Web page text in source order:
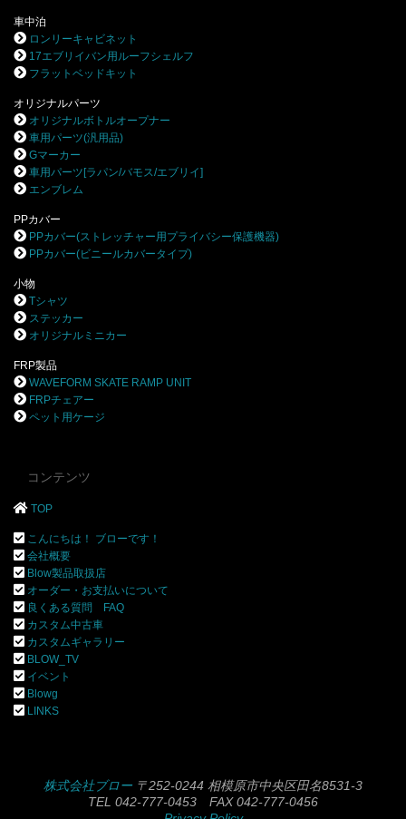
車中泊
ロンリーキャビネット
17エブリイバン用ルーフシェルフ
フラットベッドキット
オリジナルパーツ
オリジナルボトルオープナー
車用パーツ(汎用品)
Gマーカー
車用パーツ[ラパン/バモス/エブリイ]
エンブレム
PPカバー
PPカバー(ストレッチャー用プライバシー保護機器)
PPカバー(ビニールカバータイプ)
小物
Tシャツ
ステッカー
オリジナルミニカー
FRP製品
WAVEFORM SKATE RAMP UNIT
FRPチェアー
ペット用ケージ
コンテンツ
TOP
こんにちは！ ブローです！
会社概要
Blow製品取扱店
オーダー・お支払いについて
良くある質問 FAQ
カスタム中古車
カスタムギャラリー
BLOW_TV
イベント
Blowg
LINKS
株式会社ブロー 〒252-0244 相模原市中央区田名8531-3
TEL 042-777-0453 FAX 042-777-0456